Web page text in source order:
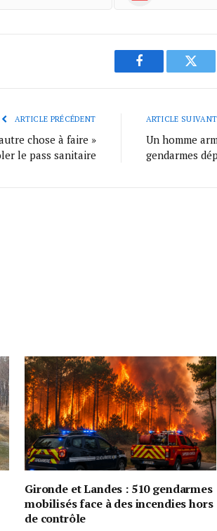
Facebook
ARTICLE PRÉCÉDENT
chose à faire »
le pass sanitaire
ARTICLE SUIVANT
Un homme
gendarmes
Gironde et Landes : 510 gendarmes
mobilisés face à des incendies hors
de contrôle